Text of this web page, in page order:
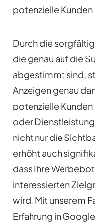
potenzielle Kunden
Durch die
die genau auf die
abgestimmt sind,
Anzeigen genau
potenzielle
oder
nicht nur die
erhöht auch
dass Ihre
interessierten
wird. Mit unserem
Erfahrung in